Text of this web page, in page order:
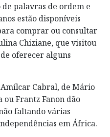
palavras de ordem e
estão disponíveis
comprar ou consultar
Chiziane, que visitou
oferecer alguns
Cabral, de Mário
Frantz Fanon dão
faltando várias
em África.